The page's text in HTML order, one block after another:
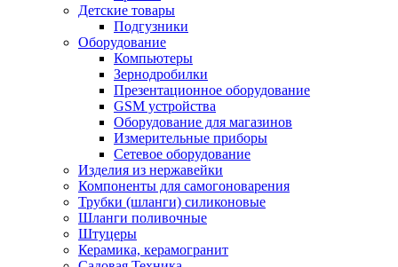
Детские товары
Подгузники
Оборудование
Компьютеры
Зернодробилки
Презентационное оборудование
GSM устройства
Оборудование для магазинов
Измерительные приборы
Сетевое оборудование
Изделия из нержавейки
Компоненты для самогоноварения
Трубки (шланги) силиконовые
Шланги поливочные
Штуцеры
Керамика, керамогранит